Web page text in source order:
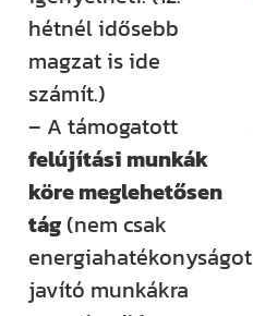
hétnél idősebb
magzat is ide
számít.)
– A támogatott
felújítási munkák
köre meglehetősen
tág(nem csak
energiahatékonyságot
javító munkákra